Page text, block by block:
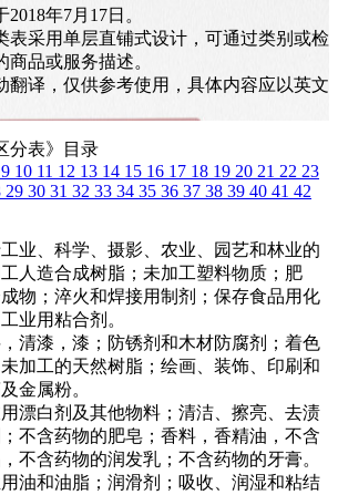
年7月17日。
表采用单层直铺式设计，可通过类别或检
品或服务描述。
翻译，仅供参考使用，具体内容应以英文
分表》目录
9 10 11 12 13 14 15 16 17 18 19 20 21 22 23
29 30 31 32 33 34 35 36 37 38 39 40 41 42
业、科学、摄影、农业、园艺和林业的
人造合成树脂；未加工塑料物质；肥
物；淬火和焊接用制剂；保存食品用化
业用粘合剂。
清漆，漆；防锈剂和木材防腐剂；着色
加工的天然树脂；绘画、装饰、印刷和
金属粉。
漂白剂及其他物料；清洁、擦亮、去渍
不含药物的肥皂；香料，香精油，不含
不含药物的润发乳；不含药物的牙膏。
油和油脂；润滑剂；吸收、润湿和粘结